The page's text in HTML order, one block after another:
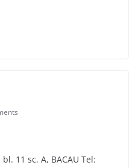
11 sc. A, BACAU Tel: